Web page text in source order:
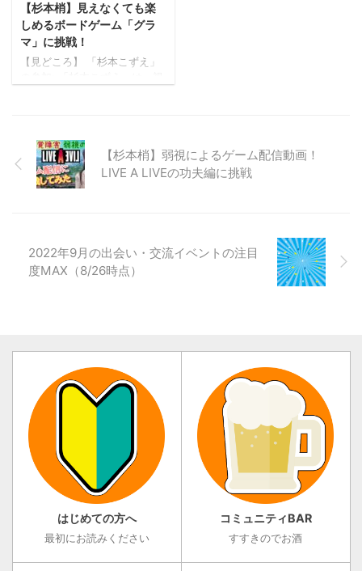
認したり、駅員に積極的に確
認するなどの工夫をしまし
た。 地域の理解とサポートの
重要性: 出張先での体験から、
障害理解の大切さや、障害が
ある人々が生き生きと過ごせ
障害 ...
【杉本梢】見えなくても楽
しめるボードゲーム「グラ
マ」に挑戦！
【見どころ】 「杉本こずえ」
有しました。 ゲームの目的と
特徴: 「グラマ」は協力型のコ
ミュニケーションボードゲー
ムであり、4人のプレイヤーが
とチャレンジ: 参加者たちは重
りの袋を使って、重さを互い
に表現し合い、調整してゲー
【杉本梢】弱視によるゲーム配信動画！
LIVE A LIVEの功夫編に挑戦
2022年9月の出会い・交流イベントの注目
度MAX（8/26時点）
はじめての方へ
最初にお読みください
コミュニティBAR
すすきのでお酒